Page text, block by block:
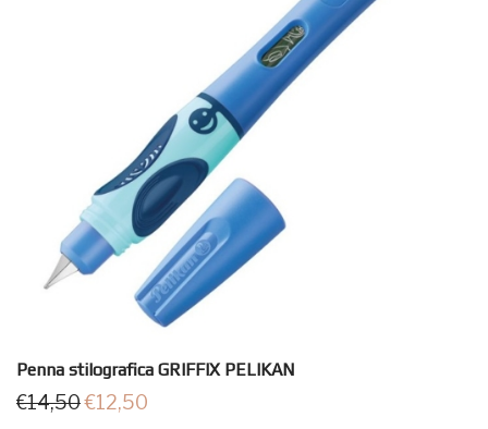
Penna stilografica GRIFFIX PELIKAN
€14,50€12,50